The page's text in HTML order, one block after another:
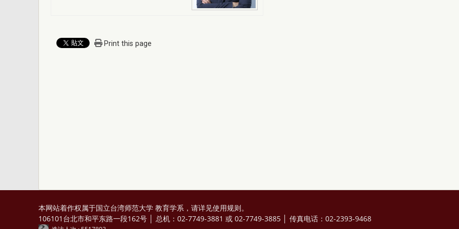
Print this page
本网站着作权属于国立台湾师范大学 教育学系，请详见使用规则。
106101台北市和平东路一段162号 │ 总机：02-7749-3881 或 02-7749-3885 │ 传真电话：02-2393-9468